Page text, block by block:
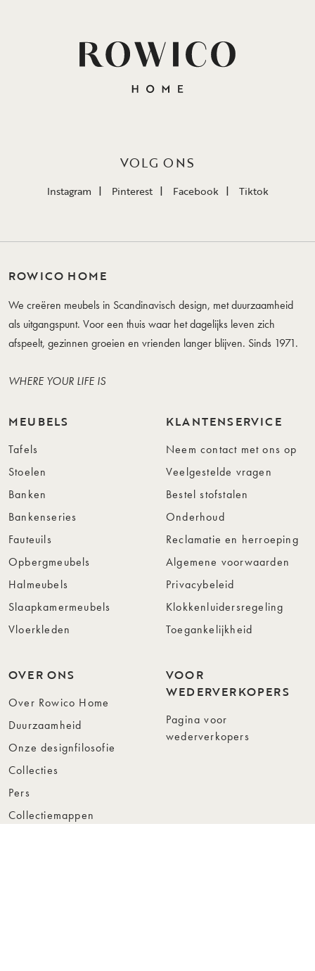
VOLG ONS
Instagram Pinterest Facebook Tiktok
ROWICO HOME
We creëren meubels in Scandinavisch design, met duurzaamheid
als uitgangspunt. Voor een thuis waar het dagelijks leven zich
afspeelt, gezinnen groeien en vrienden langer blijven. Sinds 1971.
WHERE YOUR LIFE IS
MEUBELS
Tafels
Stoelen
Banken
Bankenseries
Fauteuils
Opbergmeubels
Halmeubels
Slaapkamermeubels
Vloerkleden
KLANTENSERVICE
Neem contact met ons op
Veelgestelde vragen
Bestel stofstalen
Onderhoud
Reclamatie en herroeping
Algemene voorwaarden
Privacybeleid
Klokkenluidersregeling
Toegankelijkheid
OVER ONS
Over Rowico Home
Duurzaamheid
Onze designfilosofie
Collecties
Pers
Collectiemappen
VOOR
WEDERVERKOPERS
Pagina voor
wederverkopers